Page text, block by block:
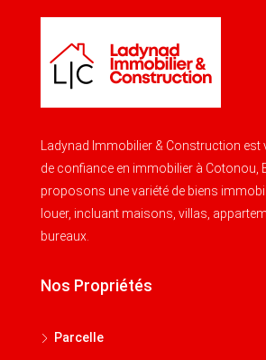
Ladynad Immobilier & Construction est
de confiance en immobilier à Cotonou,
proposons une variété de biens
louer, incluant maisons, villas,
bureaux.
Nos Propriétés
Parcelle